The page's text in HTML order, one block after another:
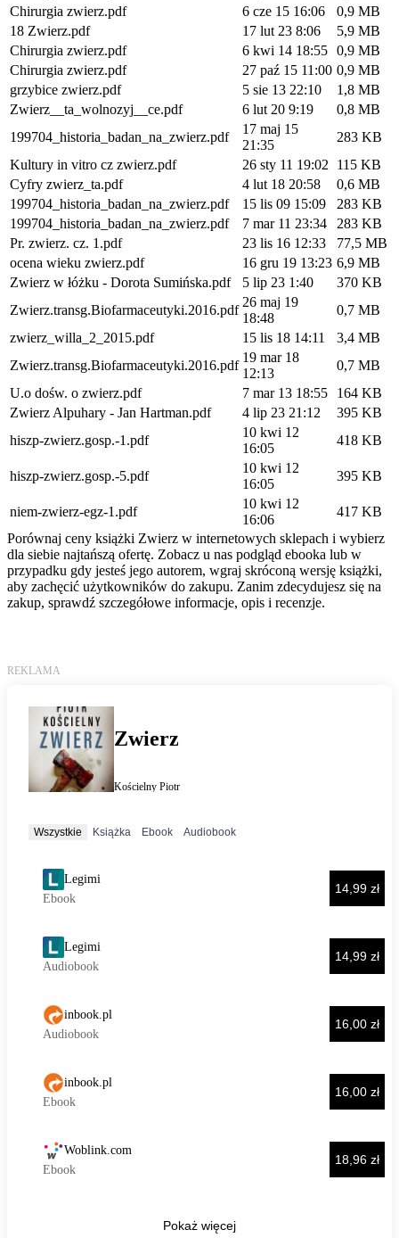
Chirurgia zwierz.pdf
6 cze 15 16:06
0,9 MB
18 Zwierz.pdf
17 lut 23 8:06
5,9 MB
Chirurgia zwierz.pdf
6 kwi 14 18:55 0,9 MB
Chirurgia zwierz.pdf
27 paź 15 11:00 0,9 MB
grzybice zwierz.pdf
5 sie 13 22:10
1,8 MB
Zwierz__ta_wolnozyj__ce.pdf
6 lut 20 9:19
0,8 MB
199704_historia_badan_na_zwierz.pdf
17 maj 15
21:35
283 KB
Kultury in vitro cz zwierz.pdf
26 sty 11 19:02
115 KB
Cyfry zwierz_ta.pdf
4 lut 18 20:58
0,6 MB
199704_historia_badan_na_zwierz.pdf
15 lis 09 15:09
283 KB
199704_historia_badan_na_zwierz.pdf
7 mar 11 23:34
283 KB
Pr. zwierz. cz. 1.pdf
23 lis 16 12:33
77,5 MB
ocena wieku zwierz.pdf
16 gru 19 13:23 6,9 MB
Zwierz w łóżku - Dorota Sumińska.pdf
5 lip 23 1:40
370 KB
Zwierz.transg.Biofarmaceutyki.2016.pdf
26 maj 19
18:48
0,7 MB
zwierz_willa_2_2015.pdf
15 lis 18 14:11
3,4 MB
Zwierz.transg.Biofarmaceutyki.2016.pdf
19 mar 18
12:13
0,7 MB
U.o dośw. o zwierz.pdf
7 mar 13 18:55
164 KB
Zwierz Alpuhary - Jan Hartman.pdf
4 lip 23 21:12
395 KB
hiszp-zwierz.gosp.-1.pdf
10 kwi 12
16:05
418 KB
hiszp-zwierz.gosp.-5.pdf
10 kwi 12
16:05
395 KB
niem-zwierz-egz-1.pdf
10 kwi 12
16:06
417 KB
Porównaj ceny książki Zwierz w internetowych sklepach i wybierz
dla siebie najtańszą ofertę. Zobacz u nas podgląd ebooka lub w
przypadku gdy jesteś jego autorem, wgraj skróconą wersję książki,
aby zachęcić użytkowników do zakupu. Zanim zdecydujesz się na
zakup, sprawdź szczegółowe informacje, opis i recenzje.